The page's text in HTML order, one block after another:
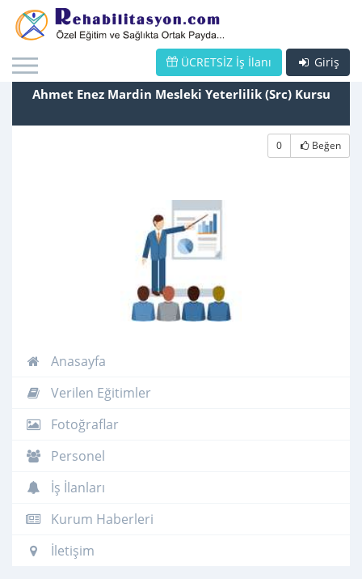
Giriş
ÜCRETSİZ İş İlanı
Ahmet Enez Mardin Mesleki Yeterlilik (Src) Kursu
0 Beğen
Anasayfa
Verilen Eğitimler
Fotoğraflar
Personel
İş İlanları
Kurum Haberleri
İletişim